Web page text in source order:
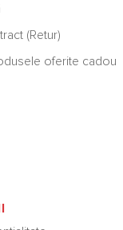
(Retur)
oferite cadou